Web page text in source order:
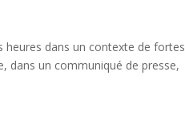
heures dans un contexte de fortes
dans un communiqué de presse,